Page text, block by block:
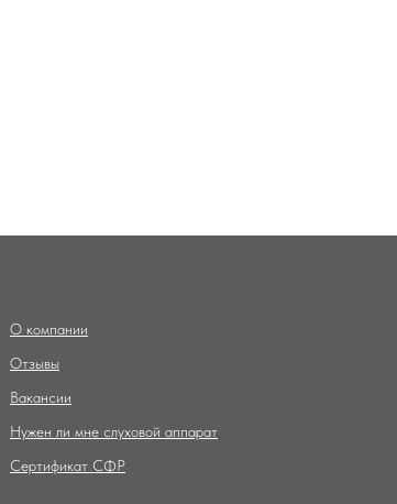
О компании
Отзывы
Вакансии
Нужен ли мне слуховой аппарат
Сертификат СФР